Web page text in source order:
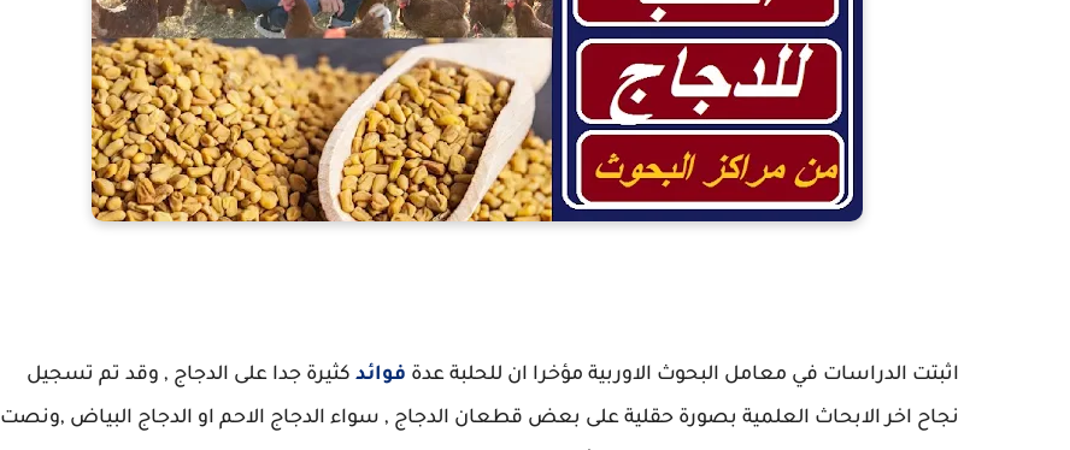
اثبتت الدراسات في معامل البحوث الاوربية مؤخرا ان للحلبة عدة فوائد كثيرة جدا على الدجاج , وقد تم تسجيل
نجاح اخر الابحاث العلمية بصورة حقلية على بعض قطعان الدجاج , سواء الدجاج الاحم او الدجاج البياض ,ونصت